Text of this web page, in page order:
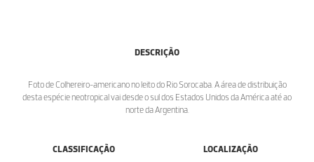
DESCRIÇÃO
Foto de Colhereiro-americano no leito do Rio Sorocaba. A área de distribuição
desta espécie neotropical vai desde o sul dos Estados Unidos da América até ao
norte da Argentina.
CLASSIFICAÇÃO LOCALIZAÇÃO